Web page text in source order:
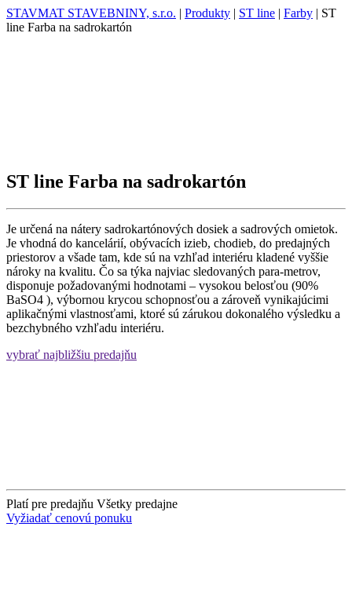
STAVMAT STAVEBNINY, s.r.o. | Produkty | ST line | Farby | ST
line Farba na sadrokartón
ST line Farba na sadrokartón
Je určená na nátery sadrokartónových dosiek a sadrových omietok.
Je vhodná do kancelárií, obývacích izieb, chodieb, do predajných
priestorov a všade tam, kde sú na vzhľad interiéru kladené vyššie
nároky na kvalitu. Čo sa týka najviac sledovaných para-metrov,
disponuje požadovanými hodnotami – vysokou belosťou (90%
BaSO4 ), výbornou krycou schopnosťou a zároveň vynikajúcimi
aplikačnými vlastnosťami, ktoré sú zárukou dokonalého výsledku a
bezchybného vzhľadu interiéru.
vybrať najbližšiu predajňu
Platí pre predajňu Všetky predajne
Vyžiadať cenovú ponuku